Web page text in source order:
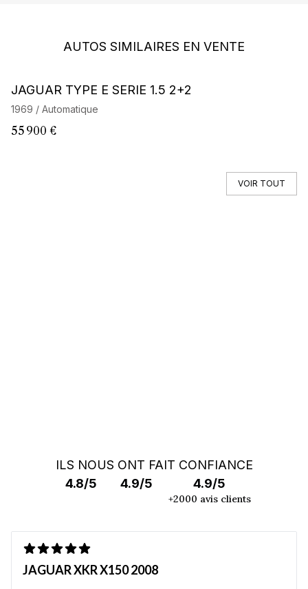
AUTOS SIMILAIRES EN VENTE
JAGUAR TYPE E SERIE 1.5 2+2
1969 / Automatique
55 900 €
VOIR TOUT
ILS NOUS ONT FAIT CONFIANCE
4.8/5
4.9/5 4.9/5
+2000 avis clients
JAGUAR XKR X150 2008